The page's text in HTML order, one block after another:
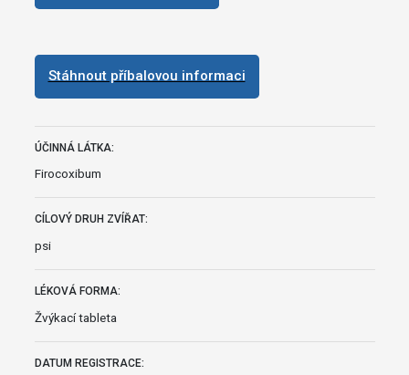
Stáhnout příbalovou informaci
ÚČINNÁ LÁTKA:
Firocoxibum
CÍLOVÝ DRUH ZVÍŘAT:
psi
LÉKOVÁ FORMA:
Žvýkací tableta
DATUM REGISTRACE: